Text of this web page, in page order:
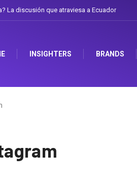
La discusión que atraviesa a Ecuador
INSIGHTERS BRANDS